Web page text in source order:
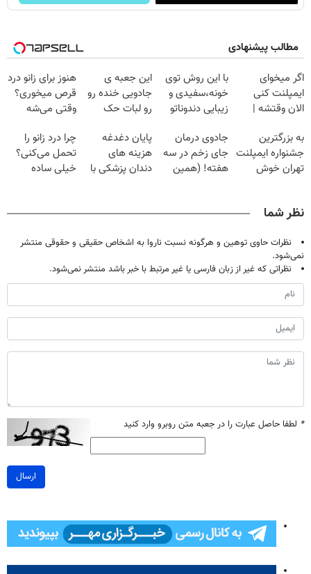
مطالب پیشنهادی
اگر میخوای
ایمپلنت کنی
الان وقتشه |
میلیون تومان!!!
با این روش توی
خونه،سفیدی و
زیبایی دندوناتو
(40%off)
این جعبه ی
جادویی خنده رو
رو لبات حک
خرید40%تخفیف
هنوز برای زانو درد
قرص میخوری؟
وقتی می‌شه
درمانش کرد؟؟؟؟
به بزرگترین
جشنواره ایمپلنت
تهران خوش
جادوی درمان
جای زخم در سه
هفته! (همین
پایان دغدغه
هزینه های
دندان پزشکی با
چرا درد زانو را
تحمل می‌کنی؟
خیلی ساده
نظر شما
نظرات حاوی توهین و هرگونه نسبت ناروا به اشخاص حقیقی و حقوقی منتشر
نمی‌شود.
نظراتی که غیر از زبان فارسی یا غیر مرتبط با خبر باشد منتشر نمی‌شود.
* لطفا حاصل عبارت را در جعبه متن روبرو وارد کنید
ارسال